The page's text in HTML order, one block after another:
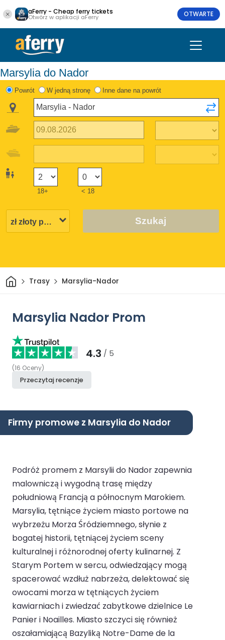
aFerry - Cheap ferry tickets
Otwórz w aplikacji aFerry OTWARTE
Marsylia do Nador
Powrót W jedną stronę Inne dane na powrót
18+ < 18
Szukaj
DomTrasy Marsylia-Nador
Marsylia Nador Prom
4.3 / 5
(16 Oceny)
Przeczytaj recenzje
Firmy promowe z Marsylia do Nador
Podróż promem z Marsylii do Nador zapewnia
malowniczą i wygodną trasę między
południową Francją a północnym Marokiem.
Marsylia, tętniące życiem miasto portowe na
wybrzeżu Morza Śródziemnego, słynie z
bogatej historii, tętniącej życiem sceny
kulturalnej i różnorodnej oferty kulinarnej. Z
Starym Portem w sercu, odwiedzający mogą
spacerować wzdłuż nabrzeża, delektować się
owocami morza w tętniących życiem
kawiarniach i zwiedzać zabytkowe dzielnice Le
Panier i Noailles. Miasto szczyci się również
oszałamiającą Bazyliką Notre-Dame de la